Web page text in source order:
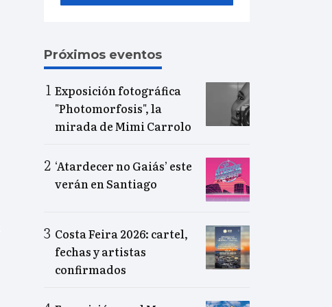
Próximos eventos
Exposición fotográfica
"Photomorfosis", la
mirada de Mimi Carrolo
‘Atardecer no Gaiás’ este
verán en Santiago
Costa Feira 2026: cartel,
fechas y artistas
confirmados